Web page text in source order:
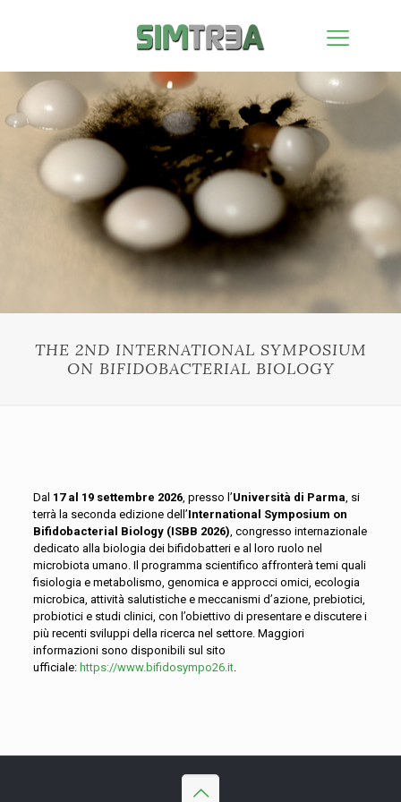
THE 2ND INTERNATIONAL SYMPOSIUM
ON BIFIDOBACTERIAL BIOLOGY
Dal 17 al 19 settembre 2026, presso l’Università di Parma, si
terrà la seconda edizione dell’International Symposium on
Bifidobacterial Biology (ISBB 2026), congresso internazionale
dedicato alla biologia dei bifidobatteri e al loro ruolo nel
microbiota umano. Il programma scientifico affronterà temi quali
fisiologia e metabolismo, genomica e approcci omici, ecologia
microbica, attività salutistiche e meccanismi d’azione, prebiotici,
probiotici e studi clinici, con l’obiettivo di presentare e discutere i
più recenti sviluppi della ricerca nel settore. Maggiori
informazioni sono disponibili sul sito
ufficiale: https://www.bifidosympo26.it.